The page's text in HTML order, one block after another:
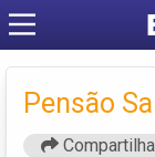
Pensão